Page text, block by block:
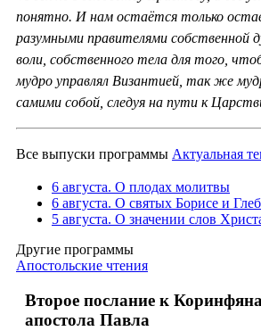
понятно. И нам остаётся только
разумными правителями собственной
воли, собственного тела для того,
мудро управлял Византией, так же
самими собой, следуя на пути к
Все выпуски программы Актуальная
6 августа. О плодах молитвы
6 августа. О святых Борисе и
5 августа. О значении слов
Другие программы
Апостольские чтения
Второе послание к
апостола Павла